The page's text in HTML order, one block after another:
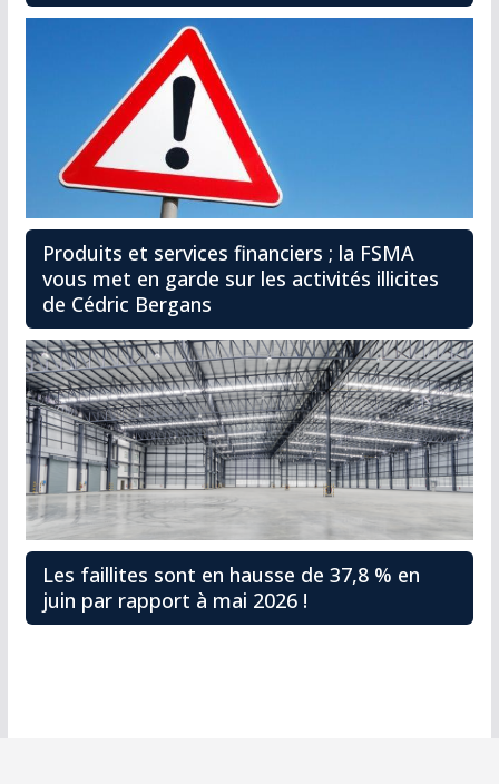
Produits et services financiers ; la FSMA
vous met en garde sur les activités illicites
de Cédric Bergans
Les faillites sont en hausse de 37,8 % en
juin par rapport à mai 2026 !